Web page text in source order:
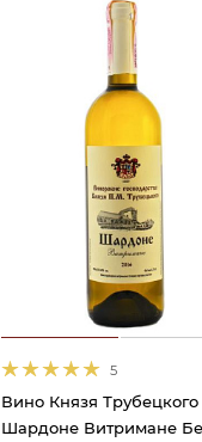
5
Вино Князя Трубецкого
Шардоне Витримане